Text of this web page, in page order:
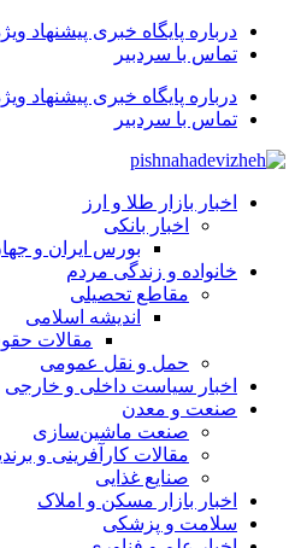
درباره پایگاه خبری پیشنهاد
تماس با سردبیر
درباره پایگاه خبری پیشنهاد
تماس با سردبیر
اخبار بازار طلا و ارز
اخبار بانکی
بورس ایران و
خانواده و زندگی مردم
مقاطع تحصیلی
اندیشه اسلامی
مقالات
حمل و نقل عمومی
اخبار سیاست داخلی و خارجی
صنعت و معدن
صنعت ماشین‌سازی
مقالات کارآفرینی و
صنایع غذایی
اخبار بازار مسکن و املاک
سلامت و پزشکی